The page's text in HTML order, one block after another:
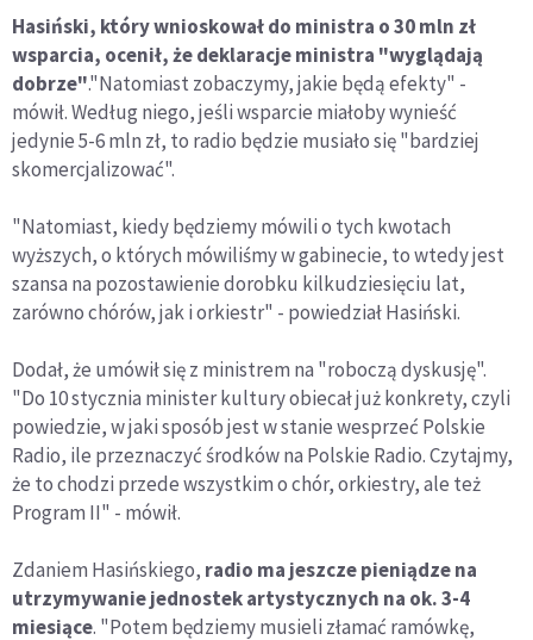
Hasiński, który wnioskował do ministra o 30 mln zł
wsparcia, ocenił, że deklaracje ministra "wyglądają
dobrze"."Natomiast zobaczymy, jakie będą efekty" -
mówił. Według niego, jeśli wsparcie miałoby wynieść
jedynie 5-6 mln zł, to radio będzie musiało się "bardziej
skomercjalizować".
"Natomiast, kiedy będziemy mówili o tych kwotach
wyższych, o których mówiliśmy w gabinecie, to wtedy jest
szansa na pozostawienie dorobku kilkudziesięciu lat,
zarówno chórów, jak i orkiestr" - powiedział Hasiński.
Dodał, że umówił się z ministrem na "roboczą dyskusję".
"Do 10 stycznia minister kultury obiecał już konkrety, czyli
powiedzie, w jaki sposób jest w stanie wesprzeć Polskie
Radio, ile przeznaczyć środków na Polskie Radio. Czytajmy,
że to chodzi przede wszystkim o chór, orkiestry, ale też
Program II" - mówił.
Zdaniem Hasińskiego, radio ma jeszcze pieniądze na
utrzymywanie jednostek artystycznych na ok. 3-4
miesiące. "Potem będziemy musieli złamać ramówkę,